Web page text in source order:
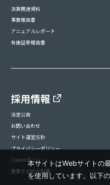
決算関連資料
事業報告書
アニュアルレポート
有価証券報告書
採用情報
法定公告
お問い合わせ
サイト運営方針
プライバシーポリシー
Cookieポリシー
憲章その他方針等
本サイトはWebサイトの
を使用しています。以下